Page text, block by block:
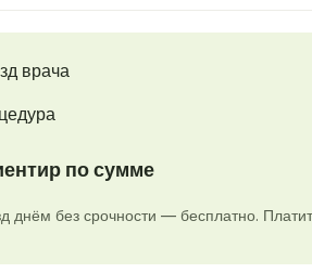
врача
по сумме
днём без срочности — бесплатно.